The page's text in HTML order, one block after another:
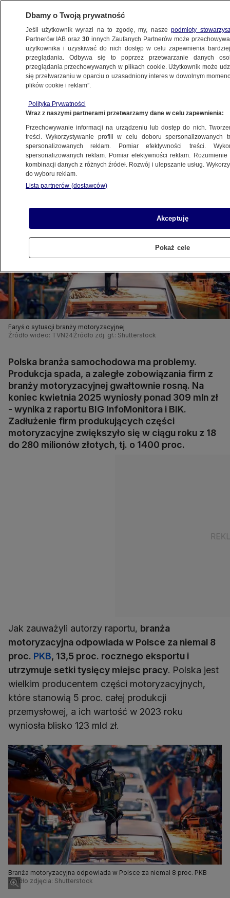
BIZNES
NAJNOWSZE
Zadłużenie rośnie w błyskawicznym
tempie
20.06.2025, 11:30
Udostępnij
Faryś o sytuacji branży motoryzacyjnej
Źródło wideo: TVN24 Źródło zdj. gł.: Shutterstock
Polska branża samochodowa ma problemy.
Produkcja spada, a zaległe zobowiązania firm z
branży motoryzacyjnej gwałtownie rosną. Na
koniec kwietnia 2025 wyniosły ponad 309 mln zł
- wynika z raportu BIG InfoMonitora i BIK.
Zadłużenie firm produkujących części
motoryzacyjne zwiększyło się w ciągu roku z 18
do 280 milionów złotych, tj. o 1400 proc.
Jak zauważyli autorzy raportu, branża
motoryzacyjna odpowiada w Polsce za niemal 8
proc. PKB, 13,5 proc. rocznego eksportu i
utrzymuje setki tysięcy miejsc pracy. Polska jest
wielkim producentem części motoryzacyjnych,
które stanowią 5 proc. całej produkcji
przemysłowej, a ich wartość w 2023 roku
wyniosła blisko 123 mld zł.
Branża motoryzacyjna odpowiada w Polsce za niemal 8 proc. PKB
Źródło zdjęcia: Shutterstock
Dbamy o Twoją prywatność
Jeśli użytkownik wyrazi na to zgodę, my, naszepodmioty
Partnerów IAB oraz30 innych Zaufanych Partnerów może
użytkownika i uzyskiwać do nich dostęp w celu zapewnienia
przeglądania. Odbywa się to poprzez przetwarzanie danych
przeglądania przechowywanych w plikach cookie. Użytkownik może
się przetwarzaniu w oparciu o uzasadniony interes w dowolnym
plików cookie i reklam”.
Polityka Prywatności
Wraz z naszymi partnerami przetwarzamy dane w celu zapewnienia:
Przechowywanie informacji na urządzeniu lub dostęp do nich.
treści. Wykorzystywanie profili w celu doboru spersonalizowanych
spersonalizowanych reklam. Pomiar efektywności treści.
spersonalizowanych reklam. Pomiar efektywności reklam.
kombinacji danych z różnych źródeł. Rozwój i ulepszanie usług.
do wyboru reklam.
Lista partnerów (dostawców)
Akceptuję
Pokaż cele